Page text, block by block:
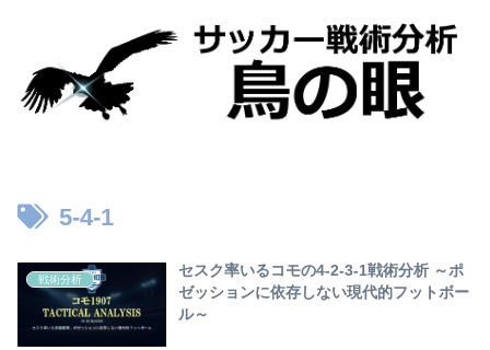
5-4-1
戦術分析
セスク率いるコモの4-2-3-1戦術分析 ～ポ
ゼッションに依存しない現代的フットボー
ル～